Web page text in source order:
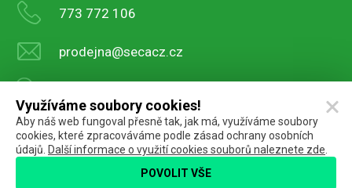
773 772 106
prodejna@secacz.cz
Seca
Využíváme soubory cookies!
Aby náš web fungoval přesně tak, jak má, využíváme soubory
cookies, které zpracováváme podle zásad ochrany osobních
údajů. Další informace o využití cookies souborů naleznete zde
POVOLIT VŠE